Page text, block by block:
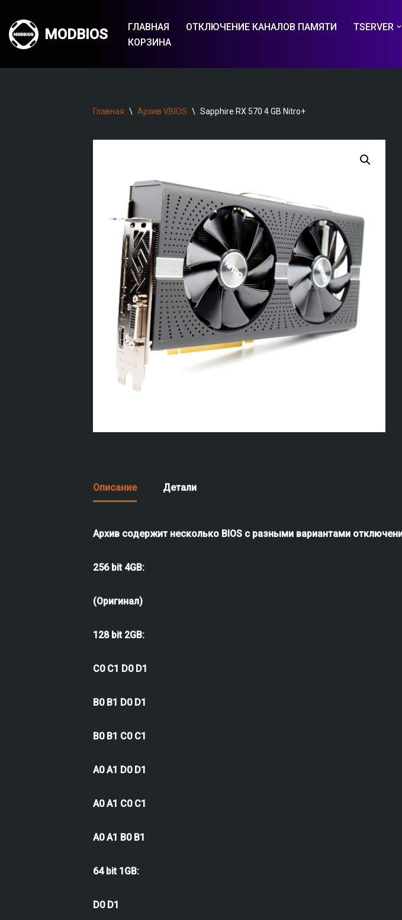
Перейти
к
MODBIOS ГЛАВНАЯ ОТКЛЮЧЕНИЕ КАНАЛОВ ПАМЯТИ TSERVER
КОРЗИНА
Главная \ Архив VBIOS \ Sapphire RX 570 4 GB Nitro+
Описание Детали
Архив содержит несколько BIOS с разными вариантами
256 bit 4GB:
(Оригинал)
128 bit 2GB:
С0 С1 D0 D1
B0 B1 D0 D1
B0 B1 C0 C1
A0 A1 D0 D1
A0 A1 C0 C1
A0 A1 B0 B1
64 bit 1GB:
D0 D1